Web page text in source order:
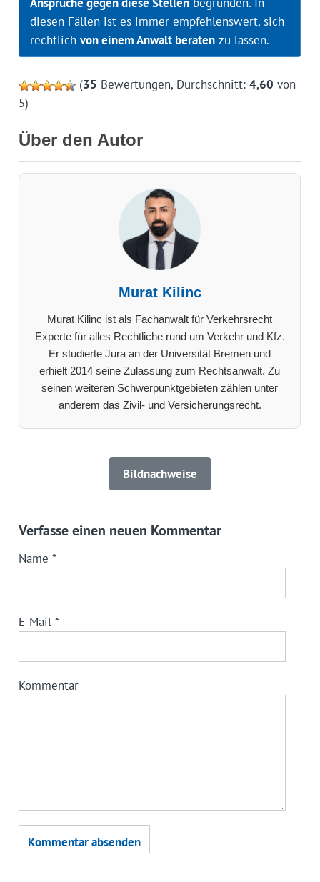
diesen Fällen ist es immer empfehlenswert, sich
rechtlich von einem Anwalt beratenzu lassen.
(35 Bewertungen, Durchschnitt: 4,60 von
5)
Über den Autor
Murat Kilinc
Murat Kilinc ist als Fachanwalt für Verkehrsrecht
Experte für alles Rechtliche rund um Verkehr und Kfz.
Er studierte Jura an der Universität Bremen und
erhielt 2014 seine Zulassung zum Rechtsanwalt. Zu
seinen weiteren Schwerpunktgebieten zählen unter
anderem das Zivil- und Versicherungsrecht.
Bildnachweise
Verfasse einen neuen Kommentar
Name *
E-Mail *
Kommentar